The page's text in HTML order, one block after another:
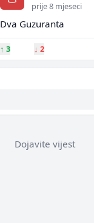
prije 8 mjeseci
Dva Guzuranta
↑ 3 ↓ 2
Dojavite vijest